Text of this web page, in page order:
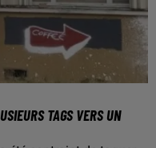
TAGS VERS UN